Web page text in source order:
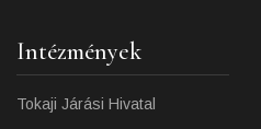
Intézmények
Tokaji Járási Hivatal